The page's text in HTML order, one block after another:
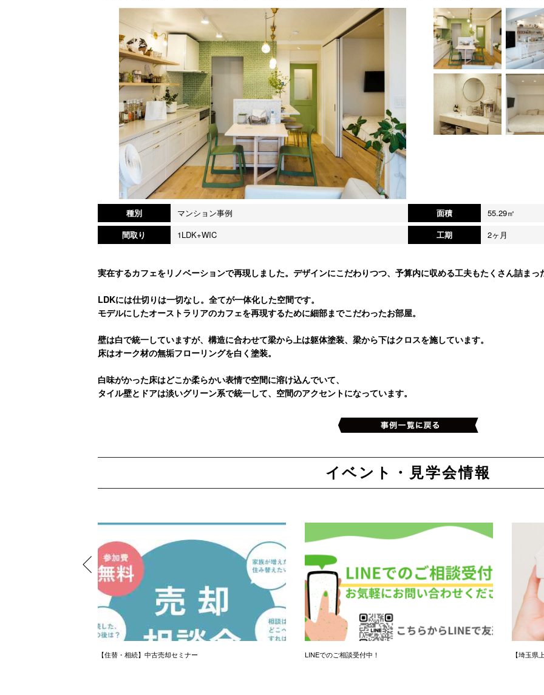
種別 マンション事例 面積
55.29㎡
間取り
1LDK+WIC 工期 2ヶ月
実在するカフェをリノベーションで再現しました。デザインにこだわりつつ、予算内に収める工夫もたくさん詰まっ
LDKには仕切りは一切なし。全てが一体化した空間です。
モデルにしたオーストラリアのカフェを再現するために細部までこだわったお部屋。
壁は白で統一していますが、構造に合わせて梁から上は躯体塗装、梁から下はクロスを施しています。
床はオーク材の無垢フローリングを白く塗装。
白味がかった床はどこか柔らかい表情で空間に溶け込んでいて、
タイル壁とドアは淡いグリーン系で統一して、空間のアクセントになっています。
イベント・見学会情報
【住替・相続】中古売却セミナー LINEでのご相談受付中！ 【埼玉県